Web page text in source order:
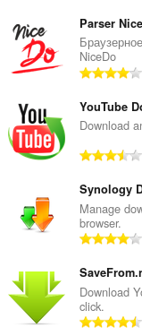
Parser
NiceDo
YouTube
Download
Synology
Manage
browser.
Download
click.